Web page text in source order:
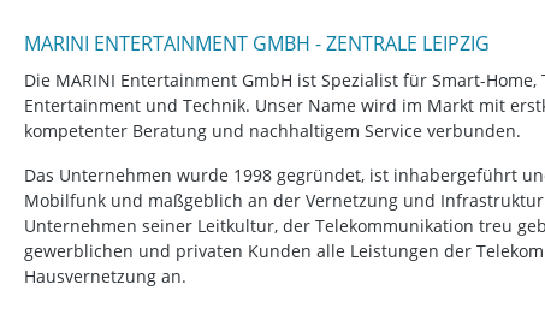
MARINI ENTERTAINMENT GMBH - ZENTRALE LEIPZIG
Die MARINI Entertainment GmbH ist Spezialist für Smart-
Entertainment und Technik. Unser Name wird im Markt mit
kompetenter Beratung und nachhaltigem Service verbunden.
Das Unternehmen wurde 1998 gegründet, ist inhabergeführt
Mobilfunk und maßgeblich an der Vernetzung und
Unternehmen seiner Leitkultur, der Telekommunikation treu
gewerblichen und privaten Kunden alle Leistungen der
Hausvernetzung an.